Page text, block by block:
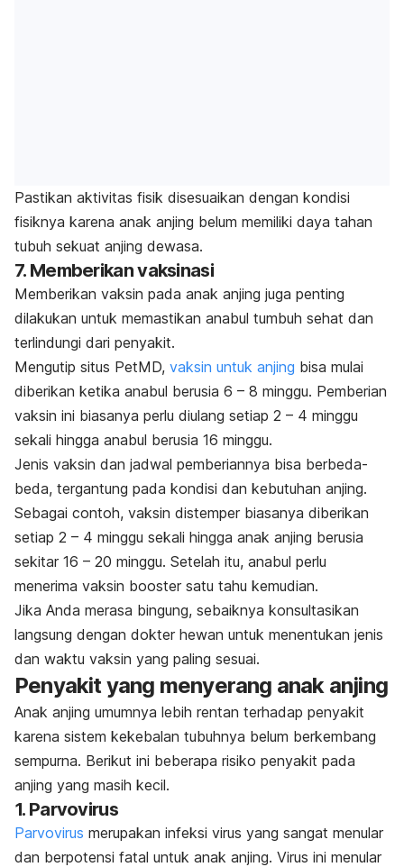
Pastikan aktivitas fisik disesuaikan dengan kondisi
fisiknya karena anak anjing belum memiliki daya tahan
tubuh sekuat anjing dewasa.
7. Memberikan vaksinasi
Memberikan vaksin pada anak anjing juga penting
dilakukan untuk memastikan anabul tumbuh sehat dan
terlindungi dari penyakit.
Mengutip situs PetMD, vaksin untuk anjing bisa mulai
diberikan ketika anabul berusia 6 – 8 minggu. Pemberian
vaksin ini biasanya perlu diulang setiap 2 – 4 minggu
sekali hingga anabul berusia 16 minggu.
Jenis vaksin dan jadwal pemberiannya bisa berbeda-
beda, tergantung pada kondisi dan kebutuhan anjing.
Sebagai contoh, vaksin distemper biasanya diberikan
setiap 2 – 4 minggu sekali hingga anak anjing berusia
sekitar 16 – 20 minggu. Setelah itu, anabul perlu
menerima vaksin booster satu tahu kemudian.
Jika Anda merasa bingung, sebaiknya konsultasikan
langsung dengan dokter hewan untuk menentukan jenis
dan waktu vaksin yang paling sesuai.
Penyakit yang menyerang anak anjing
Anak anjing umumnya lebih rentan terhadap penyakit
karena sistem kekebalan tubuhnya belum berkembang
sempurna. Berikut ini beberapa risiko penyakit pada
anjing yang masih kecil.
1. Parvovirus
Parvovirus merupakan infeksi virus yang sangat menular
dan berpotensi fatal untuk anak anjing. Virus ini menular